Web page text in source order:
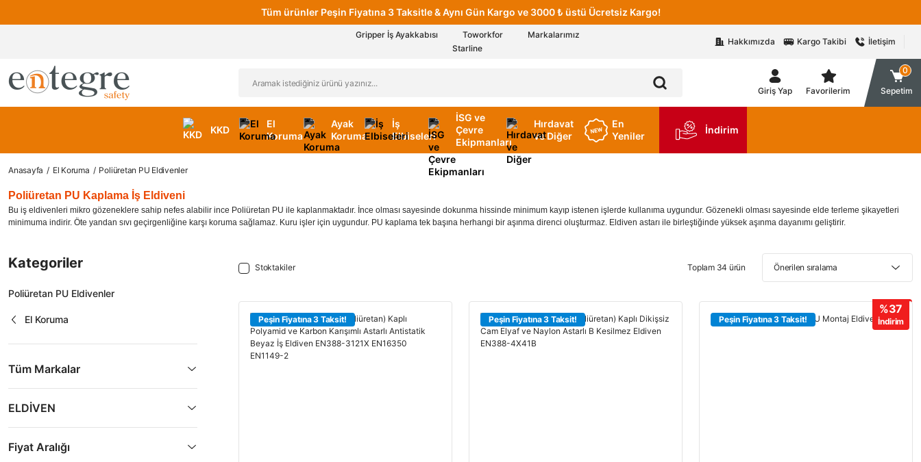
Tüm ürünler Peşin Fiyatına 3 Taksitle & Aynı Gün Kargo ve 3000 ₺ üstü Ücretsiz Kargo!
Gripper İş Ayakkabısı Toworkfor
Markalarımız
Starline
Hakkımızda Kargo Takibi İletişim
Giriş Yap Favorilerim
0
Sepetim
KKD
El
Koruma
Ayak
Koruma
İş
Elbiseleri
İSG ve
Çevre
Ekipmanları
Hırdavat
ve Diğer
En
Yeniler
İndirim
Anasayfa El Koruma Poliüretan PU Eldivenler
Poliüretan PU Kaplama İş Eldiveni
Bu iş eldivenleri mikro gözeneklere sahip nefes alabilir ince Poliüretan PU ile kaplanmaktadır. İnce olması sayesinde dokunma hissinde minimum kayıp istenen işlerde kullanıma uygundur. Gözenekli olması sayesinde elde terleme şikayetleri
minimuma indirir. Öte yandan sıvı geçirgenliğine karşı koruma sağlamaz. Kuru işler için uygundur. PU kaplama tek başına herhangi bir aşınma direnci oluşturmaz. Eldiven astarı ile birleştiğinde yüksek aşınma dayanımı geliştirir.
Kategoriler
Poliüretan PU Eldivenler
El Koruma
Tüm Markalar
ELDİVEN
Fiyat Aralığı
Stoktakiler Toplam 34 ürün
Peşin Fiyatına 3 Taksit! Peşin Fiyatına 3 Taksit!
%37
İndirim
Peşin Fiyatına 3 Taksit!